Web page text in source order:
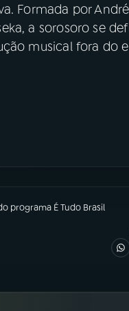
Formada por
a sorosoro se
musical fora do
programa É Tudo Brasil